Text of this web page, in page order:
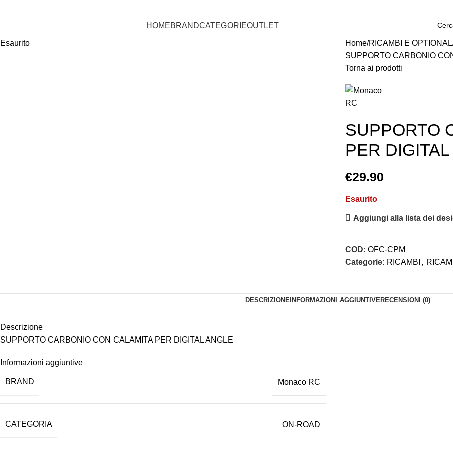
HOMEBRANDCATEGORIEOUTLET
Esaurito Home RICAMBI E OPTIONAL
SUPPORTO CARBONIO
Torna ai prodotti
SUPPORTO
PER
€29.90
Esaurito
Aggiungi alla lista dei
COD: OFC-CPM
Categorie: RICAMBI ,
DESCRIZIONEINFORMAZIONI AGGIUNTIVERECENSIONI (0)
Descrizione
SUPPORTO CARBONIO CON CALAMITA PER DIGITAL ANGLE
Informazioni aggiuntive
BRAND Monaco RC
CATEGORIA ON-ROAD